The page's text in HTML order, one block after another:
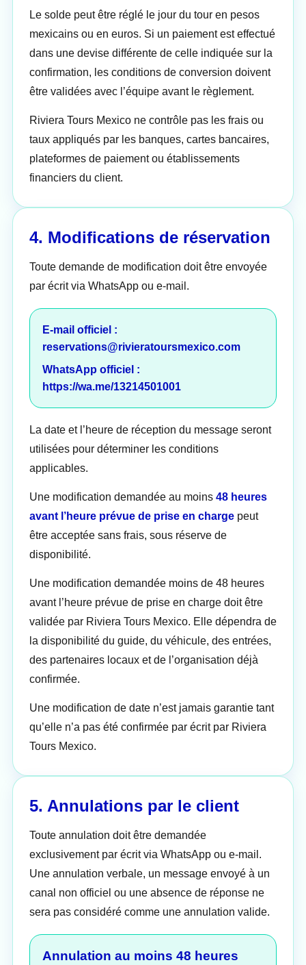
Le solde peut être réglé le jour du tour en pesos
mexicains ou en euros. Si un paiement est effectué
dans une devise différente de celle indiquée sur la
confirmation, les conditions de conversion doivent
être validées avec l’équipe avant le règlement.
Riviera Tours Mexico ne contrôle pas les frais ou
taux appliqués par les banques, cartes bancaires,
plateformes de paiement ou établissements
financiers du client.
4. Modifications de réservation
Toute demande de modification doit être envoyée
par écrit via WhatsApp ou e-mail.
E-mail officiel :
reservations@rivieratoursmexico.com
WhatsApp officiel :
https://wa.me/13214501001
La date et l’heure de réception du message seront
utilisées pour déterminer les conditions
applicables.
Une modification demandée au moins 48 heures
avant l’heure prévue de prise en charge peut
être acceptée sans frais, sous réserve de
disponibilité.
Une modification demandée moins de 48 heures
avant l’heure prévue de prise en charge doit être
validée par Riviera Tours Mexico. Elle dépendra de
la disponibilité du guide, du véhicule, des entrées,
des partenaires locaux et de l’organisation déjà
confirmée.
Une modification de date n’est jamais garantie tant
qu’elle n’a pas été confirmée par écrit par Riviera
Tours Mexico.
5. Annulations par le client
Toute annulation doit être demandée
exclusivement par écrit via WhatsApp ou e-mail.
Une annulation verbale, un message envoyé à un
canal non officiel ou une absence de réponse ne
sera pas considéré comme une annulation valide.
Annulation au moins 48 heures